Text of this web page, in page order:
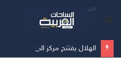
الهلال يفتتح مركز الماجدية